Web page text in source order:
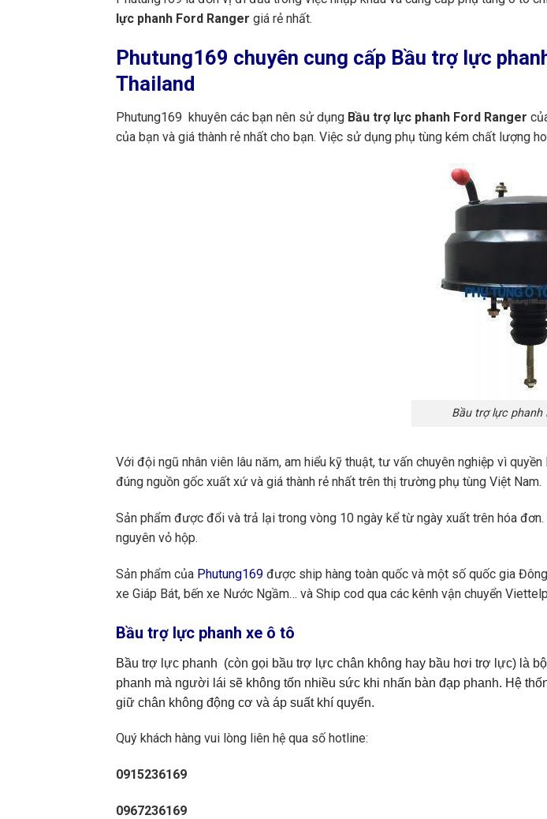
lực phanh Ford Ranger giá rẻ nhất.
Phutung169 chuyên cung cấp Bầu trợ lực
Thailand
Phutung169 khuyên các bạn nên sử dụng Bầu trợ lực phanh Ford Ranger
của bạn và giá thành rẻ nhất cho bạn. Việc sử dụng phụ tùng kém chất lượng
Bầu trợ lực phanh
Với đội ngũ nhân viên lâu năm, am hiểu kỹ thuật, tư vấn chuyên nghiệp vì quyền
đúng nguồn gốc xuất xứ và giá thành rẻ nhất trên thị trường phụ tùng Việt Nam.
Sản phẩm được đổi và trả lại trong vòng 10 ngày kể từ ngày xuất trên hóa
nguyên vỏ hộp.
Sản phẩm của Phutung169 được ship hàng toàn quốc và một số quốc gia
xe Giáp Bát, bến xe Nước Ngầm… và Ship cod qua các kênh vận chuyển
Bầu trợ lực phanh xe ô tô
Bầu trợ lực phanh (còn gọi bầu trợ lực chân không hay bầu hơi trợ lực) là
phanh mà người lái sẽ không tốn nhiều sức khi nhấn bàn đạp phanh. Hệ
giữ chân không động cơ và áp suất khí quyển.
Quý khách hàng vui lòng liên hệ qua số hotline:
0915236169
0967236169